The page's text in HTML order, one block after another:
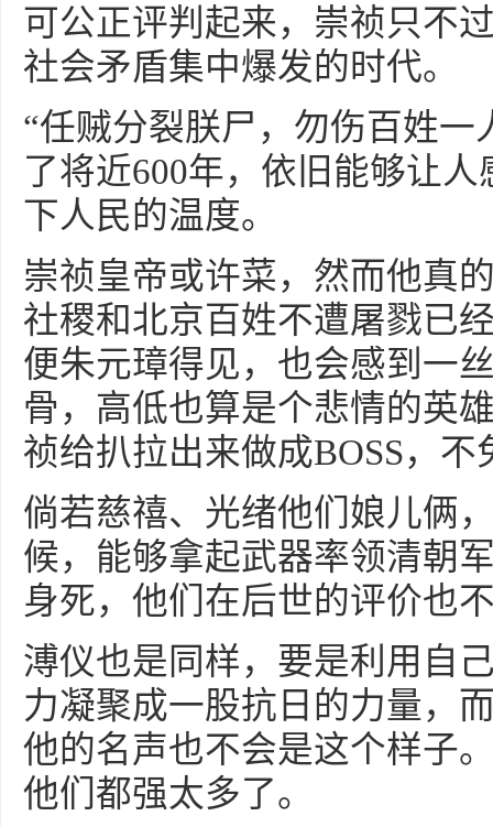
可公正评判起来，崇祯只不
社会矛盾集中爆发的时代。
“任贼分裂朕尸，勿伤百姓一
了将近600年，依旧能够让
下人民的温度。
崇祯皇帝或许菜，然而他真
社稷和北京百姓不遭屠戮已
便朱元璋得见，也会感到一
骨，高低也算是个悲情的英
祯给扒拉出来做成BOSS，
倘若慈禧、光绪他们娘儿俩
候，能够拿起武器率领清朝
身死，他们在后世的评价也
溥仪也是同样，要是利用自
力凝聚成一股抗日的力量，
他的名声也不会是这个样子
他们都强太多了。